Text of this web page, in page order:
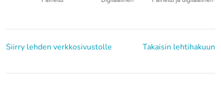
Siirry lehden verkkosivustolle Takaisin lehtihakuun